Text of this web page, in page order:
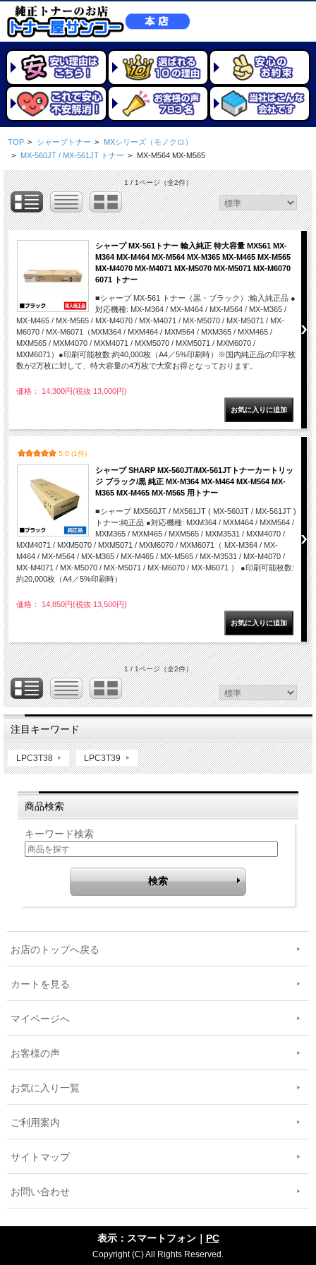
TOP > シャープトナー > MXシリーズ（モノクロ）
> MX-560JT / MX-561JT トナー > MX-M564 MX-M565
1 / 1ページ（全2件）
シャープ MX-561トナー 輸入純正 特大容量 MX561 MX-
M364 MX-M464 MX-M564 MX-M365 MX-M465 MX-M565
MX-M4070 MX-M4071 MX-M5070 MX-M5071 MX-M6070
6071 トナー
■シャープ MX-561 トナー（黒・ブラック）:輸入純正品 ●
対応機種: MX-M364 / MX-M464 / MX-M564 / MX-M365 /
MX-M465 / MX-M565 / MX-M4070 / MX-M4071 / MX-M5070 / MX-M5071 / MX-
M6070 / MX-M6071（MXM364 / MXM464 / MXM564 / MXM365 / MXM465 /
MXM565 / MXM4070 / MXM4071 / MXM5070 / MXM5071 / MXM6070 /
MXM6071）●印刷可能枚数:約40,000枚（A4／5%印刷時）※国内純正品の印字枚
数が2万枚に対して、特大容量の4万枚で大変お得となっております。
価格： 14,300円(税抜 13,000円)
5.0 (1件)
シャープ SHARP MX-560JT/MX-561JTトナーカートリッ
ジ ブラック/黒 純正 MX-M364 MX-M464 MX-M564 MX-
M365 MX-M465 MX-M565 用トナー
■シャープ MX560JT / MX561JT ( MX-560JT / MX-561JT )
トナー:純正品 ●対応機種: MXM364 / MXM464 / MXM564 /
MXM365 / MXM465 / MXM565 / MXM3531 / MXM4070 /
MXM4071 / MXM5070 / MXM5071 / MXM6070 / MXM6071（ MX-M364 / MX-
M464 / MX-M564 / MX-M365 / MX-M465 / MX-M565 / MX-M3531 / MX-M4070 /
MX-M4071 / MX-M5070 / MX-M5071 / MX-M6070 / MX-M6071 ） ●印刷可能枚数:
約20,000枚（A4／5%印刷時）
価格： 14,850円(税抜 13,500円)
1 / 1ページ（全2件）
注目キーワード
LPC3T38 LPC3T39
商品検索
キーワード検索
お店のトップへ戻る
カートを見る
マイページへ
お客様の声
お気に入り一覧
ご利用案内
サイトマップ
お問い合わせ
表示：スマートフォン｜ PC
Copyright (C) All Rights Reserved.